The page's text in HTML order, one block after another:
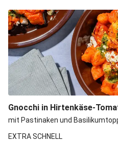
Gnocchi in Hirtenkäse-
mit Pastinaken und
EXTRA SCHNELL